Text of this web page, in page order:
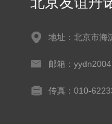
地址：北京市海
邮箱：
传真：010-